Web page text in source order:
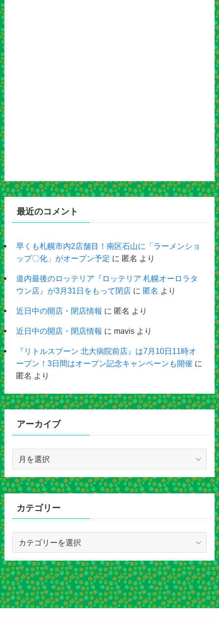
最近のコメント
早くも札幌市内2店舗目！南区石山に「ラーメンショ
ップ〇化」がオープン予定 に 匿名 より
道内最後のロッテリア『ロッテリア 札幌オーロラタ
ウン店』が3月31日をもって閉店に 匿名 より
近日中の開店・閉店情報 に 匿名 より
近日中の開店・閉店情報 に mavisより
『リトルスプーン 北大病院前店』は7月10日11時オ
ープン！3日間はオープン記念キャンペーンも開催 に
匿名 より
アーカイブ
カ
イ
カテゴリー
ゴ
リ
ー